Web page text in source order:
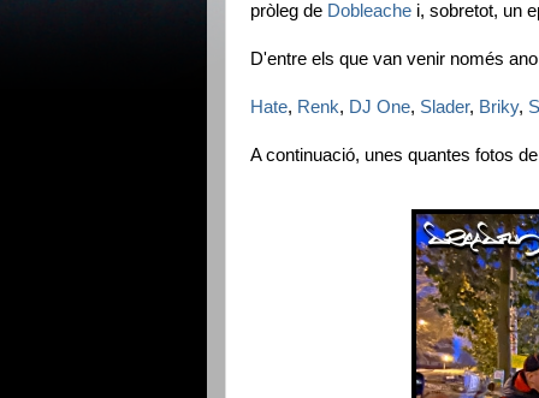
pròleg de Dobleache i, sobretot, un
D'entre els que van venir només
Hate, Renk, DJ One, Slader, Briky,
A continuació, unes quantes fotos